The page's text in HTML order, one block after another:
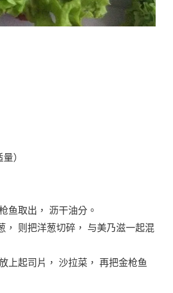
）
鱼取出， 沥干油分。
， 则把洋葱切碎， 与美乃滋一起混
上起司片， 沙拉菜， 再把金枪鱼